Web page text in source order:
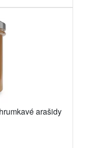
arašidy